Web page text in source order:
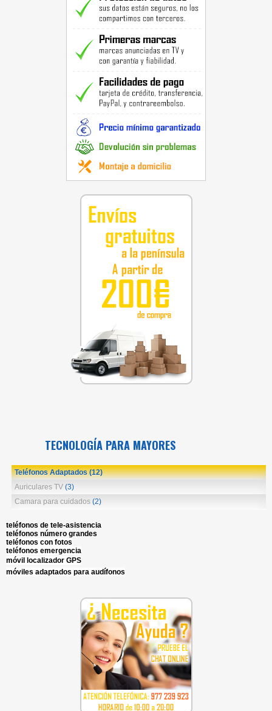
TECNOLOGÍA PARA MAYORES
Teléfonos Adaptados(12)
Auriculares TV (3)
Camara para cuidados (2)
teléfonos de tele-asistencia
teléfonos número grandes
teléfonos con fotos
teléfonos emergencia
móvil localizador GPS
móviles adaptados para audífonos